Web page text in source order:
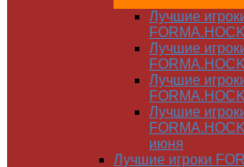
Лучшие
Лучшие
Лучшие
Лучшие
июня
Лучшие игроки